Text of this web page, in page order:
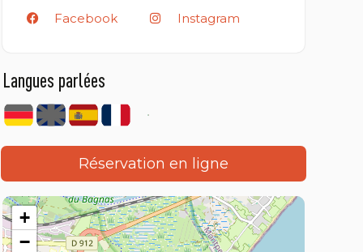
Facebook
Instagram
Langues parlées
Réservation en ligne
+
−